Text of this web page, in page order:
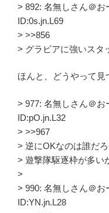
> 892: 名無しさん＠お
ID:0s.jn.L69
> >>856
> グラビアに強いスタ
ほんと、どうやって見
> 977: 名無しさん＠お
ID:pO.jn.L32
> >>967
> 逆にOKなのは誰だろ
> 遊撃隊駆逐枠が多い
>
> 990: 名無しさん＠お
ID:YN.jn.L28